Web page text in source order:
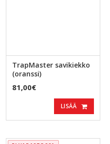
TrapMaster savikiekko
(oranssi)
81,00€
LISÄÄ